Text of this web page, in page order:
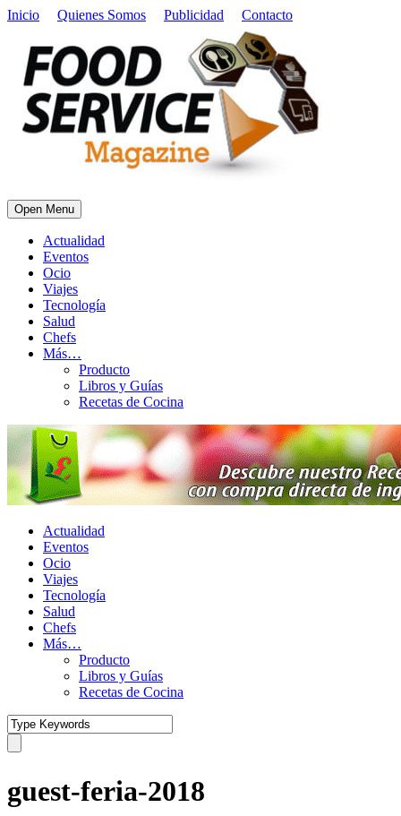
Inicio Quienes Somos Publicidad Contacto
Open Menu
Actualidad
Eventos
Ocio
Viajes
Tecnología
Salud
Chefs
Más…
Producto
Libros y Guías
Recetas de Cocina
Actualidad
Eventos
Ocio
Viajes
Tecnología
Salud
Chefs
Más…
Producto
Libros y Guías
Recetas de Cocina
guest-feria-2018